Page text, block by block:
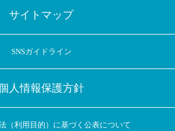
サイトマップ
SNSガイドライン
人情報保護方針
（利用目的）に基づく公表について